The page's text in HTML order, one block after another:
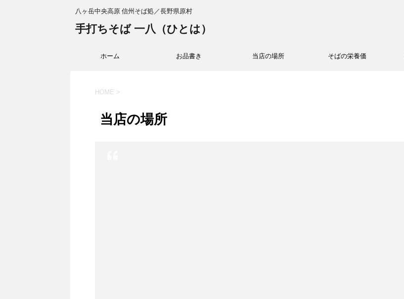
八ヶ岳中央高原 信州そば処／長野県原村
手打ちそば 一八（ひとは）
ホーム お品書き 当店の場所 そばの栄養価
HOME >
当店の場所